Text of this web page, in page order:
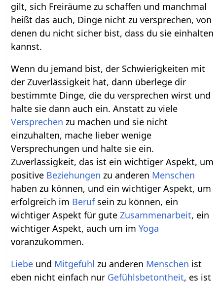
gilt, sich Freiräume zu schaffen und manchmal
heißt das auch, Dinge nicht zu versprechen, von
denen du nicht sicher bist, dass du sie einhalten
kannst.
Wenn du jemand bist, der Schwierigkeiten mit
der Zuverlässigkeit hat, dann überlege dir
bestimmte Dinge, die du versprechen wirst und
halte sie dann auch ein. Anstatt zu viele
Versprechen zu machen und sie nicht
einzuhalten, mache lieber wenige
Versprechungen und halte sie ein.
Zuverlässigkeit, das ist ein wichtiger Aspekt, um
positive Beziehungen zu anderen Menschen
haben zu können, und ein wichtiger Aspekt, um
erfolgreich im Berufsein zu können, ein
wichtiger Aspekt für guteZusammenarbeit, ein
wichtiger Aspekt, auch um imYoga
voranzukommen.
Liebe und Mitgefühl zu anderen Menschen ist
eben nicht einfach nur Gefühlsbetontheit, es ist